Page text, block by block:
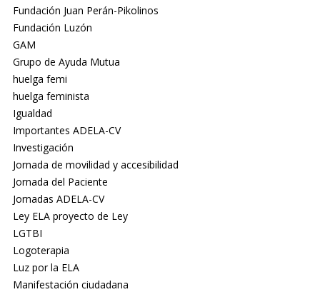
Fundación Juan Perán-Pikolinos
Fundación Luzón
GAM
Grupo de Ayuda Mutua
huelga femi
huelga feminista
Igualdad
Importantes ADELA-CV
Investigación
Jornada de movilidad y accesibilidad
Jornada del Paciente
Jornadas ADELA-CV
Ley ELA proyecto de Ley
LGTBI
Logoterapia
Luz por la ELA
Manifestación ciudadana